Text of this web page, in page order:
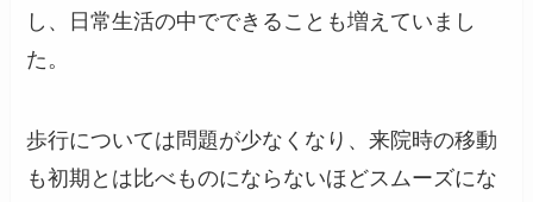
し、日常生活の中でできることも増えていまし
た。
歩行については問題が少なくなり、来院時の移動
も初期とは比べものにならないほどスムーズにな